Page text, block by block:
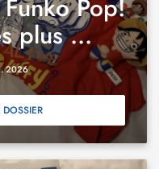
Pop!
plus ...
2026